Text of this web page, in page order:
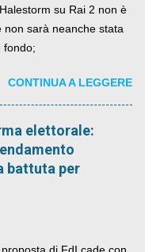
su Rai 2 non è
sarà neanche stata
fondo;
CONTINUA A LEGGERE
elettorale:
battuta per